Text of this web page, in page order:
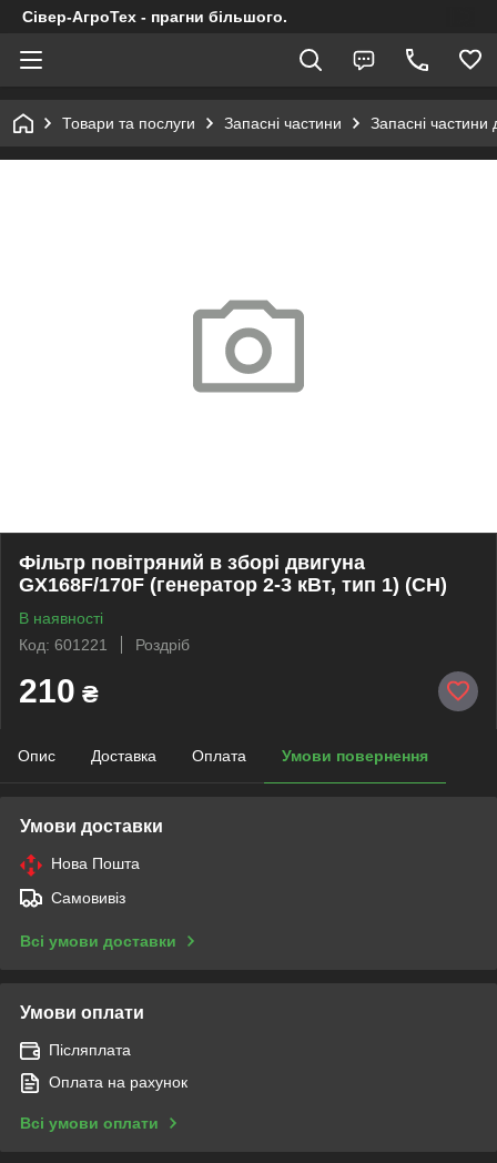
Сівер-АгроТех - прагни більшого.
Товари та послуги Запасні частини Запасні частини
Фільтр повітряний в зборі двигуна
GX168F/170F (генератор 2-3 кВт, тип 1) (СН)
В наявності
Код: 601221
Роздріб
210 ₴
Опис Доставка Оплата Умови повернення
Умови доставки
Нова Пошта
Самовивіз
Всі умови доставки
Умови оплати
Післяплата
Оплата на рахунок
Всі умови оплати